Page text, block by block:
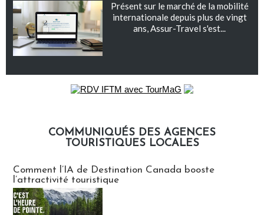
Présent sur le marché de la mobilité
internationale depuis plus de vingt
ans, Assur-Travel s'est...
COMMUNIQUÉS DES AGENCES
TOURISTIQUES LOCALES
Comment l’IA de Destination Canada booste
l’attractivité touristique